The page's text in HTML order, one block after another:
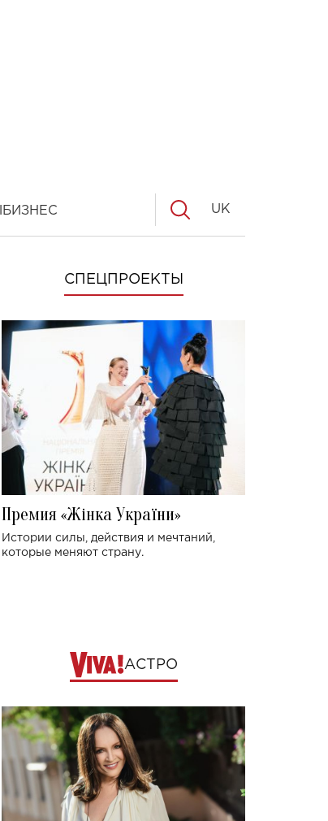
БИЗНЕС UK
СПЕЦПРОЕКТЫ
Премия «Жінка України»
Истории силы, действия и мечтаний,
которые меняют страну.
АСТРО